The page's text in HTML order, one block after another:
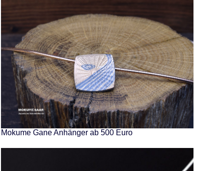
Mokume Gane Anhänger ab 500 Euro